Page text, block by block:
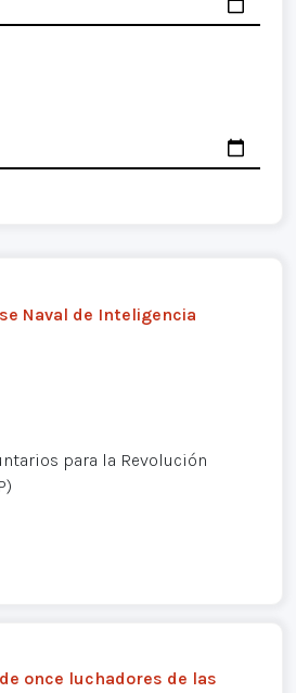
Naval de Inteligencia
para la Revolución
once luchadores de las